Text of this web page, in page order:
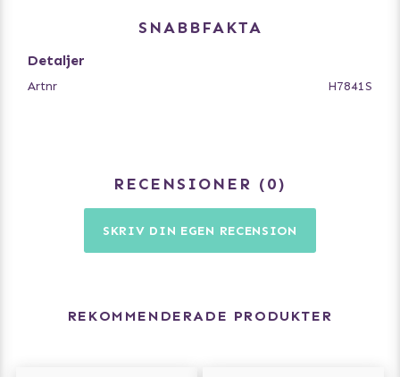
Kan utrustas med LED ljussystem.
STORLEKAR
SNABBFAKTA
Detaljer
Artnr H7841S
RECENSIONER 0
SKRIV DIN EGEN RECENSION
REKOMMENDERADE PRODUKTER